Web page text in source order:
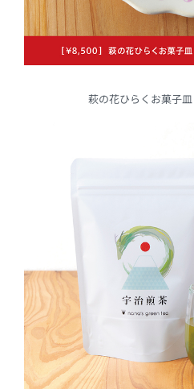
萩の花ひらくお菓子皿